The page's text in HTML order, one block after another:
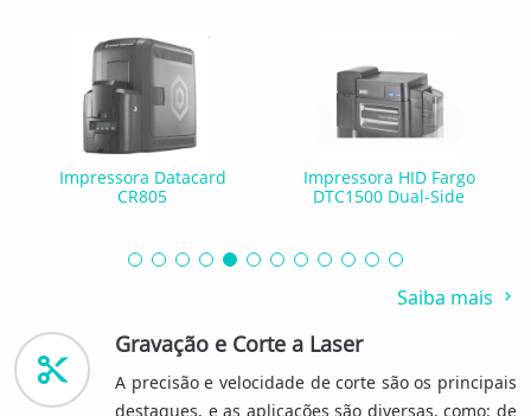
Impressora Datacard
CR805
Impressora HID Fargo
DTC1500 Dual-Side
Saiba mais
Gravação e Corte a Laser
A precisão e velocidade de corte são os principais
destaques, e as aplicações são diversas, como: de